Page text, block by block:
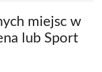
miejsc w
lub Sport